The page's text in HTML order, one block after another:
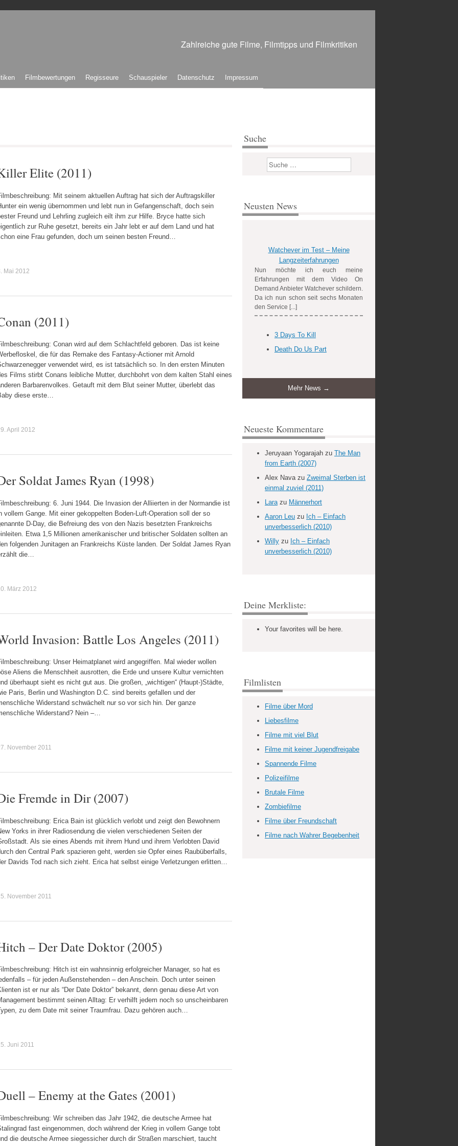
Zahlreiche gute Filme, Filmtipps und Filmkritiken
Filmbewertungen Regisseure Schauspieler Datenschutz Impressum
Elite (2011)
Mit seinem aktuellen Auftrag hat sich der Auftragskiller
ein wenig übernommen und lebt nun in Gefangenschaft, doch sein
Freund und Lehrling zugleich eilt ihm zur Hilfe. Bryce hatte sich
zur Ruhe gesetzt, bereits ein Jahr lebt er auf dem Land und hat
eine Frau gefunden, doch um seinen besten Freund…
Mai 2012
(2011)
Conan wird auf dem Schlachtfeld geboren. Das ist keine
die für das Remake des Fantasy-Actioner mit Arnold
verwendet wird, es ist tatsächlich so. In den ersten Minuten
Films stirbt Conans leibliche Mutter, durchbohrt von dem kalten Stahl eines
Barbarenvolkes. Getauft mit dem Blut seiner Mutter, überlebt das
diese erste…
April 2012
Soldat James Ryan (1998)
6. Juni 1944. Die Invasion der Alliierten in der Normandie ist
vollem Gange. Mit einer gekoppelten Boden-Luft-Operation soll der so
D-Day, die Befreiung des von den Nazis besetzten Frankreichs
Etwa 1,5 Millionen amerikanischer und britischer Soldaten sollten an
folgenden Junitagen an Frankreichs Küste landen. Der Soldat James Ryan
die…
März 2012
Invasion: Battle Los Angeles (2011)
Unser Heimatplanet wird angegriffen. Mal wieder wollen
Aliens die Menschheit ausrotten, die Erde und unsere Kultur vernichten
überhaupt sieht es nicht gut aus. Die großen, „wichtigen“ (Haupt-)Städte,
Paris, Berlin und Washington D.C. sind bereits gefallen und der
Widerstand schwächelt nur so vor sich hin. Der ganze
Widerstand? Nein –…
November 2011
Fremde in Dir (2007)
Erica Bain ist glücklich verlobt und zeigt den Bewohnern
Yorks in ihrer Radiosendung die vielen verschiedenen Seiten der
Als sie eines Abends mit ihrem Hund und ihrem Verlobten David
den Central Park spazieren geht, werden sie Opfer eines Raubüberfalls,
Davids Tod nach sich zieht. Erica hat selbst einige Verletzungen erlitten…
November 2011
– Der Date Doktor (2005)
Hitch ist ein wahnsinnig erfolgreicher Manager, so hat es
– für jeden Außenstehenden – den Anschein. Doch unter seinen
ist er nur als “Der Date Doktor” bekannt, denn genau diese Art von
bestimmt seinen Alltag: Er verhilft jedem noch so unscheinbaren
zu dem Date mit seiner Traumfrau. Dazu gehören auch…
Juni 2011
– Enemy at the Gates (2001)
Wir schreiben das Jahr 1942, die deutsche Armee hat
fast eingenommen, doch während der Krieg in vollem Gange tobt
die deutsche Armee siegessicher durch dir Straßen marschiert, taucht
Suche
Suchen
Neusten News
Watchever im Test – Meine
Langzeiterfahrungen
Nun möchte ich euch meine
Erfahrungen mit dem Video On
Demand Anbieter Watchever schildern.
Da ich nun schon seit sechs Monaten
den Service [...]
3 Days To Kill
Death Do Us Part
Mehr News →
Neueste Kommentare
Jeruyaan Yogarajah zu The Man
from Earth (2007)
Alex Navazu Zweimal Sterben ist
einmal zuviel (2011)
Larazu Männerhort
Aaron Leu zu Ich – Einfach
unverbesserlich (2010)
Willy zu Ich – Einfach
unverbesserlich (2010)
Deine Merkliste:
Your favorites will be here.
Filmlisten
Filme über Mord
Liebesfilme
Filme mit viel Blut
Filme mit keiner Jugendfreigabe
Spannende Filme
Polizeifilme
Brutale Filme
Zombiefilme
Filme über Freundschaft
Filme nach Wahrer Begebenheit